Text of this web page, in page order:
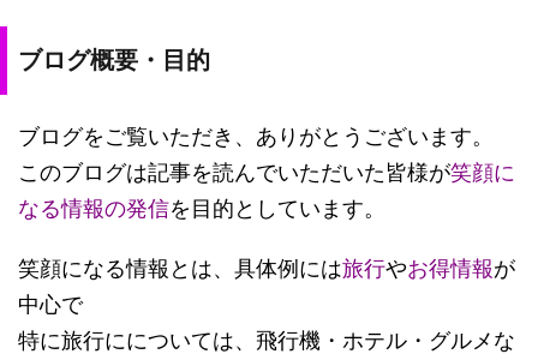
ブログ概要・目的
ブログをご覧いただき、ありがとうございます。
このブログは記事を読んでいただいた皆様が笑顔に
なる情報の発信を目的としています。
笑顔になる情報とは、具体例には旅行やお得情報が
中心で
特に旅行にについては、飛行機・ホテル・グルメな